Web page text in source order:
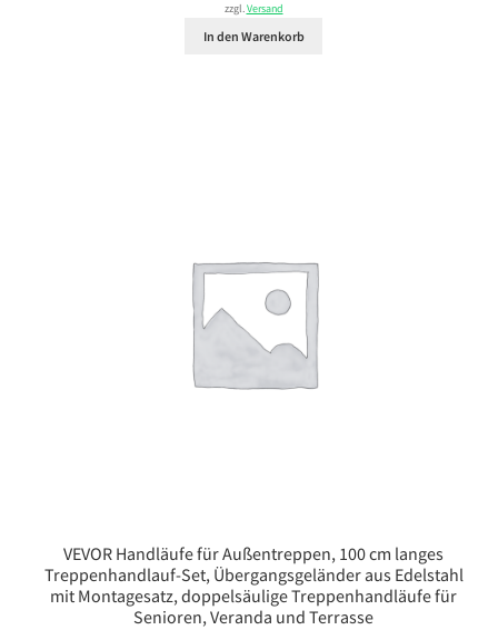
zzgl.Versand
In den Warenkorb
VEVOR Handläufe für Außentreppen, 100 cm langes
Treppenhandlauf-Set, Übergangsgeländer aus Edelstahl
mit Montagesatz, doppelsäulige Treppenhandläufe für
Senioren, Veranda und Terrasse